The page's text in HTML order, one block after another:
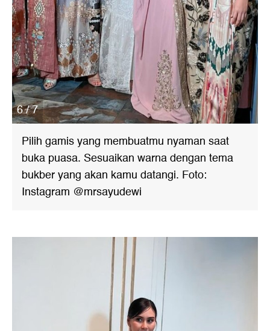
6 / 7
Pilih gamis yang membuatmu nyaman saat
buka puasa. Sesuaikan warna dengan tema
bukber yang akan kamu datangi. Foto:
Instagram @mrsayudewi